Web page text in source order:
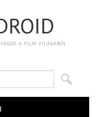
A FILM VILÁGÁBÓL.